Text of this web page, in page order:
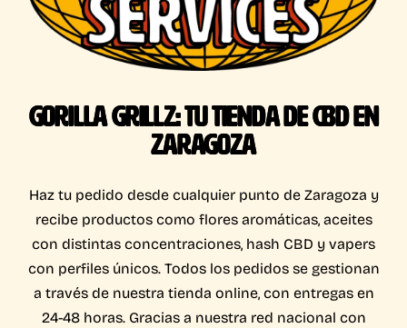
GORILLA GRILLZ: TU TIENDA DE CBD EN
ZARAGOZA
Haz tu pedido desde cualquier punto de Zaragoza y
recibe productos como flores aromáticas, aceites
con distintas concentraciones, hash CBD y vapers
con perfiles únicos. Todos los pedidos se gestionan
a través de nuestra tienda online, con entregas en
24-48 horas. Gracias a nuestra red nacional con